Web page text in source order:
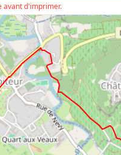
avant d'imprimer.